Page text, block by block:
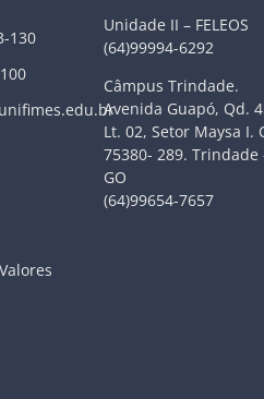
130
Unidade II – FELEOS
(64)99994-6292
Câmpus Trindade.
Avenida Guapó, Qd.
Lt. 02, Setor Maysa I.
75380- 289. Trindade
GO
(64)99654-7657